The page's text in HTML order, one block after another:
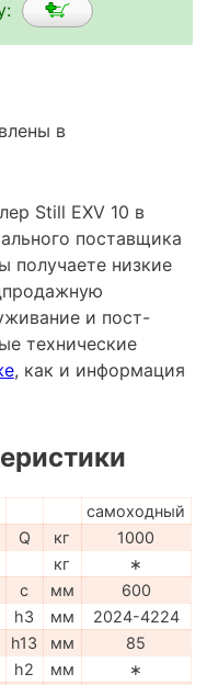
в
Still EXV 10 в
поставщика
низкие
и пост-
технические
, как и информация
самоходный
Q кг
1000
кг
∗
c мм
600
h3 мм
2024-4224
h13 мм
85
h2 мм
∗